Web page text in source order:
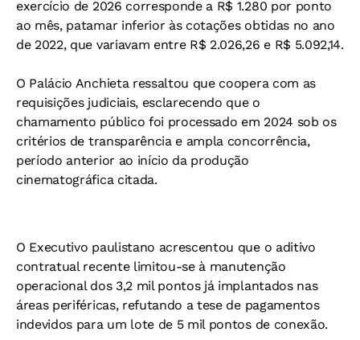
exercício de 2026 corresponde a R$ 1.280 por ponto
ao mês, patamar inferior às cotações obtidas no ano
de 2022, que variavam entre R$ 2.026,26 e R$ 5.092,14.
O Palácio Anchieta ressaltou que coopera com as
requisições judiciais, esclarecendo que o
chamamento público foi processado em 2024 sob os
critérios de transparência e ampla concorrência,
período anterior ao início da produção
cinematográfica citada.
O Executivo paulistano acrescentou que o aditivo
contratual recente limitou-se à manutenção
operacional dos 3,2 mil pontos já implantados nas
áreas periféricas, refutando a tese de pagamentos
indevidos para um lote de 5 mil pontos de conexão.